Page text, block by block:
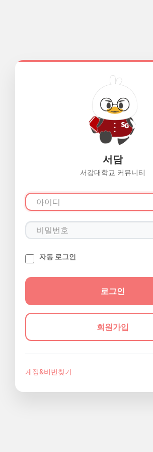
서담
서강대학교 커뮤니티
자동 로그인
회원가입
계정&비번찾기